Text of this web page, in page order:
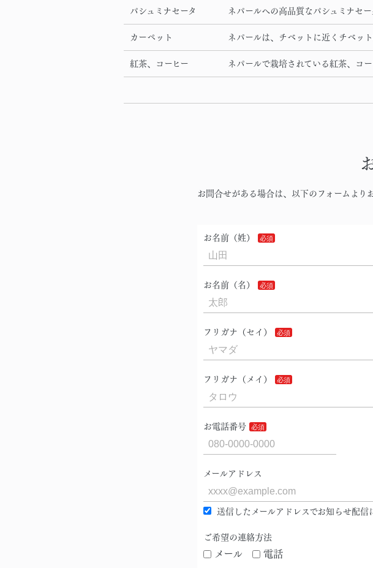
パシュミナセータ ネパールへの高品質なパシュミナセ
カーペット ネパールは、チベットに近くチベッ
紅茶、コーヒー ネパールで栽培されている紅茶、コ
お問合せがある場合は、以下のフォームより
お名前（姓）
お名前（名）
フリガナ（セイ）
フリガナ（メイ）
お電話番号
メールアドレス
送信したメールアドレスでお知らせ配信
ご希望の連絡方法
メール 電話